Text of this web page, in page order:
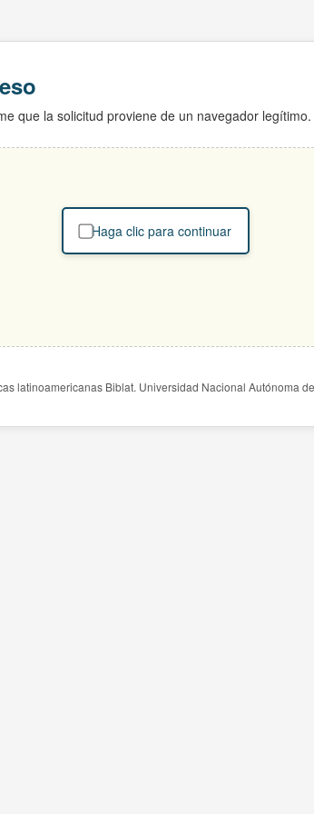
que la solicitud proviene de un navegador legítimo.
Haga clic para continuar
latinoamericanas Biblat. Universidad Nacional Autónoma